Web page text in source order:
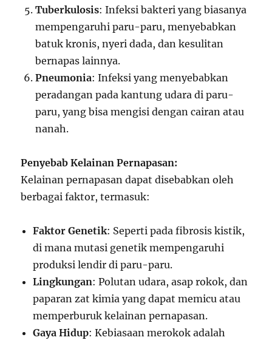
Tuberkulosis: Infeksi bakteri yang biasanya
mempengaruhi paru-paru, menyebabkan
batuk kronis, nyeri dada, dan kesulitan
bernapas lainnya.
Pneumonia: Infeksi yang menyebabkan
peradangan pada kantung udara di paru-
paru, yang bisa mengisi dengan cairan atau
nanah.
Penyebab Kelainan Pernapasan:
Kelainan pernapasan dapat disebabkan oleh
berbagai faktor, termasuk:
Faktor Genetik: Seperti pada fibrosis kistik,
di mana mutasi genetik mempengaruhi
produksi lendir di paru-paru.
Lingkungan: Polutan udara, asap rokok, dan
paparan zat kimia yang dapat memicu atau
memperburuk kelainan pernapasan.
Gaya Hidup: Kebiasaan merokok adalah